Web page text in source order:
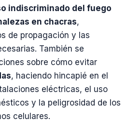
indiscriminado del fuego
en chacras,
de propagación y las
También se
sobre cómo evitar
, haciendo hincapié en el
eléctricas, el uso
y la peligrosidad de los
celulares.